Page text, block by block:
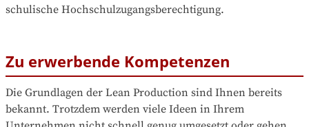
schulische Hochschulzugangsberechtigung.
Zu erwerbende Kompetenzen
Die Grundlagen der Lean Production sind Ihnen bereits
bekannt. Trotzdem werden viele Ideen in Ihrem